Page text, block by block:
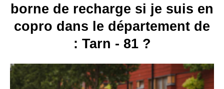
borne de recharge si je suis en
copro dans le département de
: Tarn - 81 ?